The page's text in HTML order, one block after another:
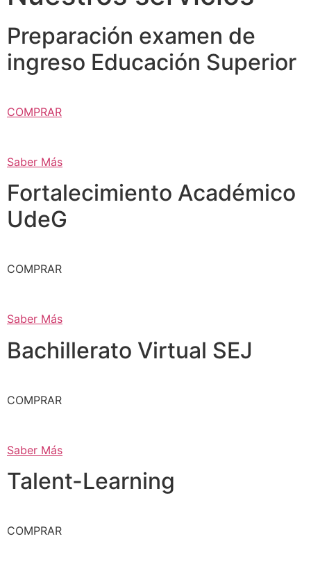
Preparación examen de
ingreso Educación Superior
COMPRAR
Saber Más
Fortalecimiento Académico
UdeG
COMPRAR
Saber Más
Bachillerato Virtual SEJ
COMPRAR
Saber Más
Talent-Learning
COMPRAR